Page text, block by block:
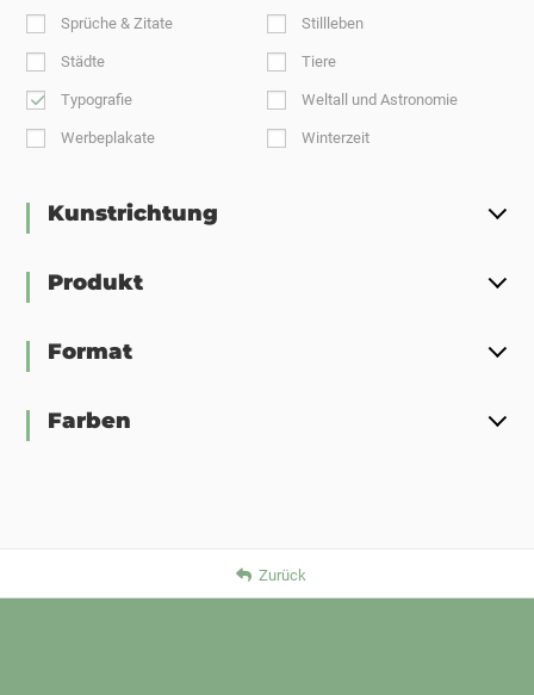
Sprüche & Zitate Stillleben
Städte Tiere
Typografie Weltall und Astronomie
Werbeplakate Winterzeit
Kunstrichtung
Produkt
Format
Farben
Zurück